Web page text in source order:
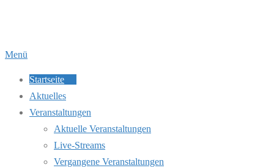
Menü
Startseite
Aktuelles
Veranstaltungen
Aktuelle Veranstaltungen
Live-Streams
Vergangene Veranstaltungen